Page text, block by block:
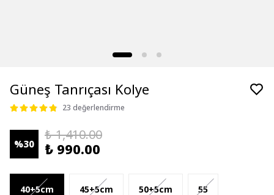
Güneş Tanrıçası Kolye
23 değerlendirme
%30
₺ 1,410.00
₺ 990.00
40+5cm 45+5cm 50+5cm 55